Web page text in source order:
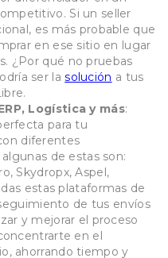
Si un seller
es más probable que
en ese sitio en lugar
¿Por qué no pruebas
ser lasolución a tus
Logística y más:
para tu
diferentes
de estas son:
Skydropx, Aspel,
estas plataformas de
de tus envíos
y mejorar el proceso
en el
ahorrando tiempo y